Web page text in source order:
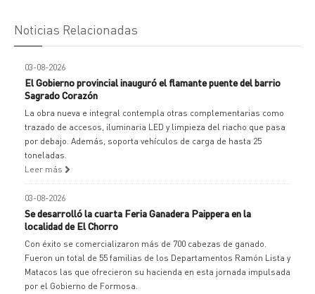
Noticias Relacionadas
03-08-2026
El Gobierno provincial inauguró el flamante puente del barrio
Sagrado Corazón
La obra nueva e integral contempla otras complementarias como
trazado de accesos, iluminaria LED y limpieza del riacho que pasa
por debajo. Además, soporta vehículos de carga de hasta 25
toneladas.
Leer más
03-08-2026
Se desarrolló la cuarta Feria Ganadera Paippera en la
localidad de El Chorro
Con éxito se comercializaron más de 700 cabezas de ganado.
Fueron un total de 55 familias de los Departamentos Ramón Lista y
Matacos las que ofrecieron su hacienda en esta jornada impulsada
por el Gobierno de Formosa.